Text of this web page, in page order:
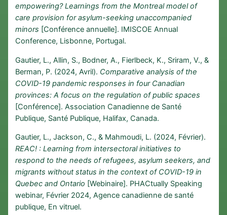
empowering? Learnings from the Montreal model of
care provision for asylum-seeking unaccompanied
minors [Conférence annuelle]. IMISCOE Annual
Conference, Lisbonne, Portugal.
Gautier, L., Allin, S., Bodner, A., Fierlbeck, K., Sriram, V., &
Berman, P. (2024, Avril). Comparative analysis of the
COVID-19 pandemic responses in four Canadian
provinces: A focus on the regulation of public spaces
[Conférence]. Association Canadienne de Santé
Publique, Santé Publique, Halifax, Canada.
Gautier, L., Jackson, C., & Mahmoudi, L. (2024, Février).
REAC! : Learning from intersectoral initiatives to
respond to the needs of refugees, asylum seekers, and
migrants without status in the context of COVID-19 in
Quebec and Ontario [Webinaire]. PHACtually Speaking
webinar, Février 2024, Agence canadienne de santé
publique, En vitruel.